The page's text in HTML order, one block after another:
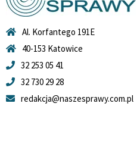
Al. Korfantego 191E
40-153 Katowice
32 253 05 41
32 730 29 28
redakcja@naszesprawy.com.pl